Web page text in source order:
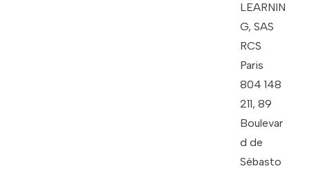
LEARNIN
G, SAS
RCS
Paris
804 148
211, 89
Boulevar
d de
Sébasto